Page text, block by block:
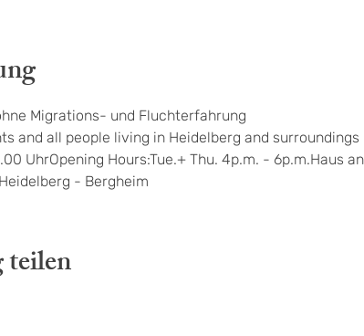
Migrations- und Fluchterfahrung
and all people living in Heidelberg and surroundings
UhrOpening Hours:Tue.+ Thu. 4p.m. - 6p.m.Haus
- Bergheim
teilen